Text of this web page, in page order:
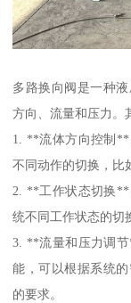
多路换向阀是一种
方向、流量和压力。
1. **流体方向控制**
不同动作的切换，比
2. **工作状态切换**
统不同工作状态的切
3. **流量和压力调
能，可以根据系统
的要求。